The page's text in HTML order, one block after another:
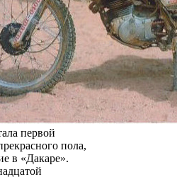
первой
пола,
в «Дакаре».